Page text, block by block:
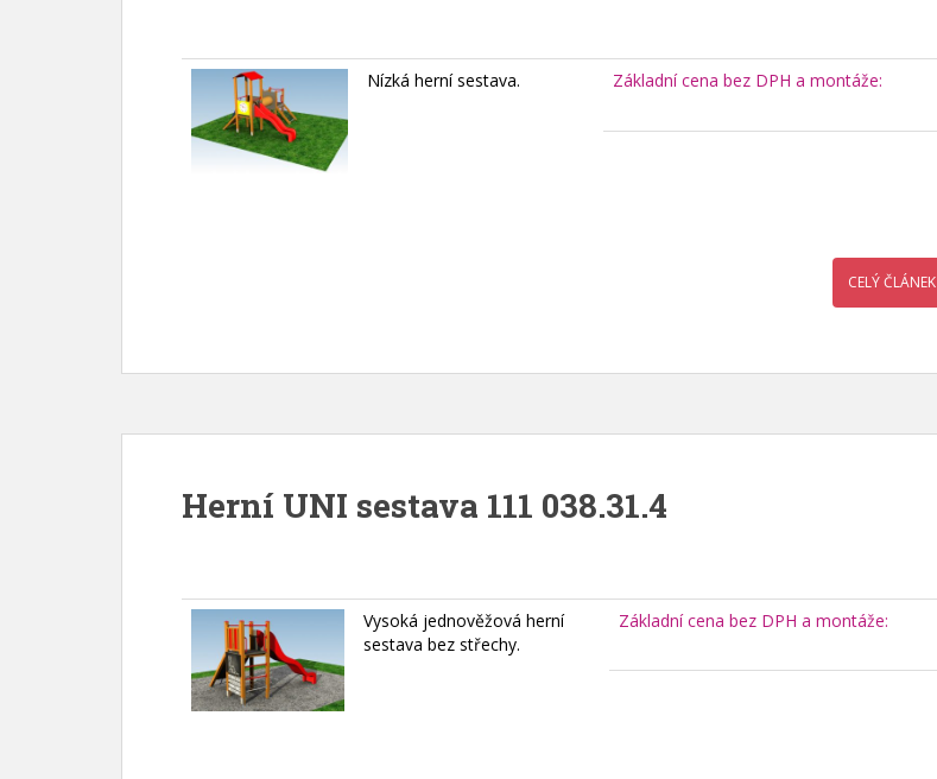
Nízká herní sestava. Základní cena bez DPH a montáže:
CELÝ ČLÁNEK
Herní UNI sestava 111 038.31.4
Vysoká jednověžová herní
sestava bez střechy.
Základní cena bez DPH a montáže: